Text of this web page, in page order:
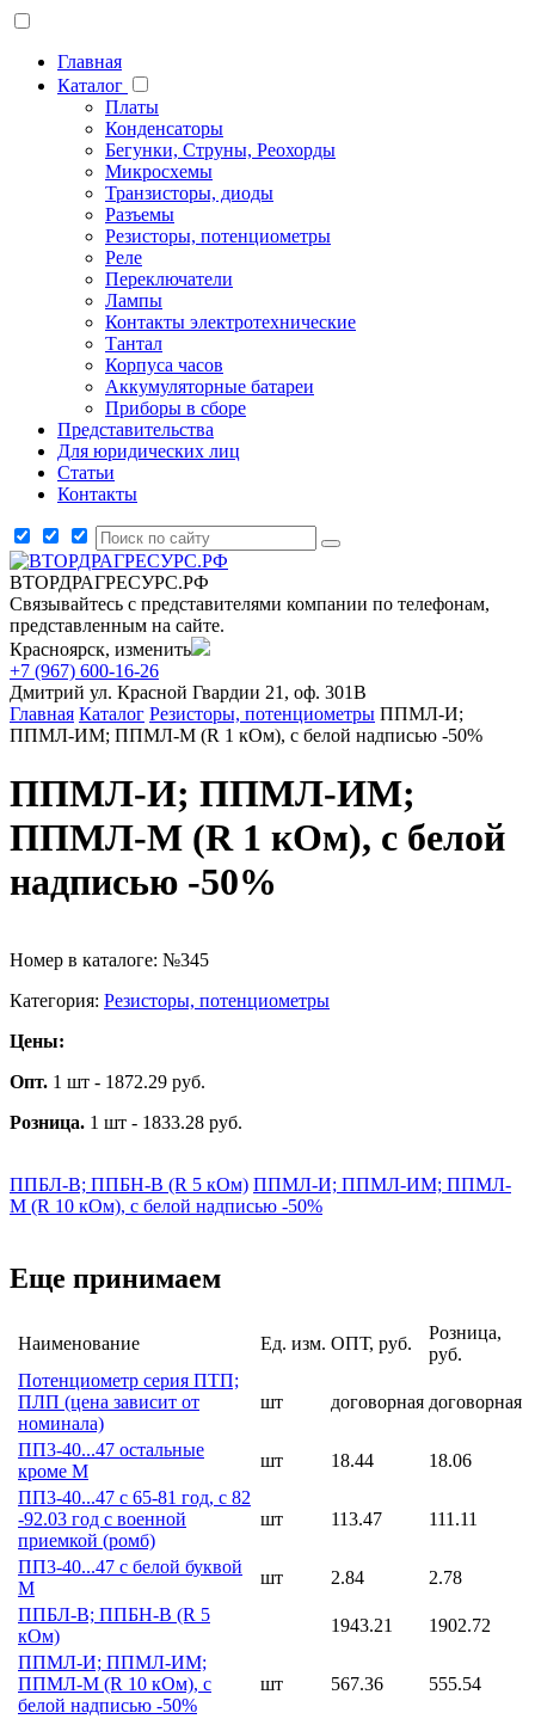
Главная
Каталог
Платы
Конденсаторы
Бегунки, Струны, Реохорды
Микросхемы
Транзисторы, диоды
Разъемы
Резисторы, потенциометры
Реле
Переключатели
Лампы
Контакты электротехнические
Тантал
Корпуса часов
Аккумуляторные батареи
Приборы в сборе
Представительства
Для юридических лиц
Статьи
Контакты
ВТОРДРАГРЕСУРС.РФ
Связывайтесь с представителями компании по телефонам,
представленным на сайте.
Красноярск, изменить
+7 (967) 600-16-26
Дмитрий ул. Красной Гвардии 21, оф. 301В
Главная Каталог Резисторы, потенциометры ППМЛ-И;
ППМЛ-ИМ; ППМЛ-М (R 1 кОм), с белой надписью -50%
ППМЛ-И; ППМЛ-ИМ;
ППМЛ-М (R 1 кОм), с белой
надписью -50%
Номер в каталоге: №345
Категория: Резисторы, потенциометры
Цены:
Опт. 1 шт - 1872.29 руб.
Розница. 1 шт - 1833.28 руб.
ППБЛ-В; ППБН-В (R 5 кОм) ППМЛ-И; ППМЛ-ИМ; ППМЛ-
М (R 10 кОм), с белой надписью -50%
Еще принимаем
Наименование Ед. изм. ОПТ, руб.
Розница,
руб.
Потенциометр серия ПТП;
ПЛП (цена зависит от
номинала)
шт договорная договорная
ПП3-40...47 остальные
кроме М
шт 18.44
18.06
ПП3-40...47 с 65-81 год, с 82
-92.03 год с военной
приемкой (ромб)
шт 113.47 111.11
ПП3-40...47 с белой буквой
М
шт 2.84
2.78
ППБЛ-В; ППБН-В (R 5
кОм)
1943.21
1902.72
ППМЛ-И; ППМЛ-ИМ;
ППМЛ-М (R 10 кОм), с
белой надписью -50%
шт 567.36 555.54